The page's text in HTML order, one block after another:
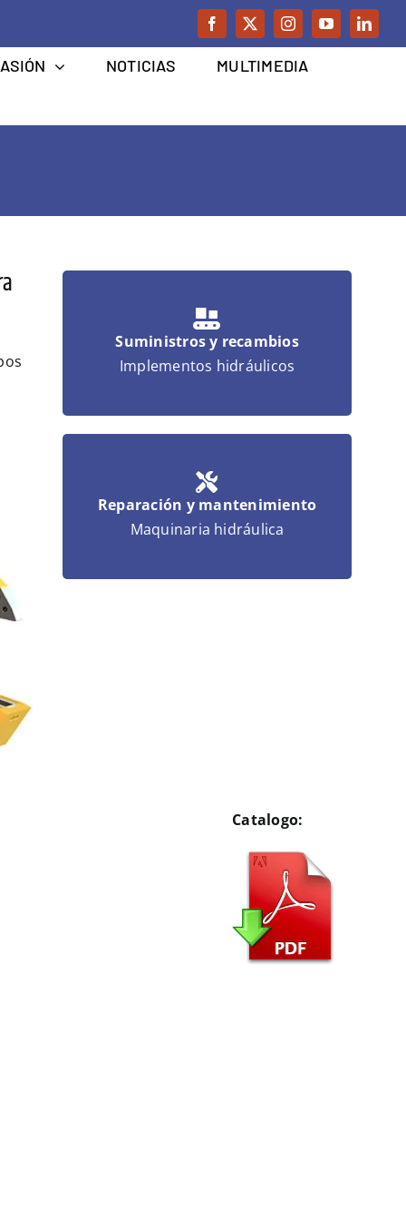
NOTICIAS
MULTIMEDIA
Suministros y recambios
Implementos hidráulicos
Reparación y mantenimiento
Maquinaria hidráulica
Catalogo: